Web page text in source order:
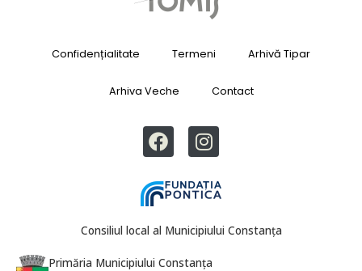
Confidențialitate Termeni Arhivă Tipar
Arhiva Veche Contact
Consiliul local al Municipiului Constanța
Primăria Municipiului Constanța